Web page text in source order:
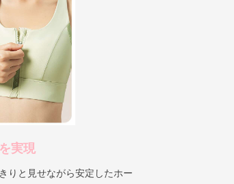
実現
りと見せながら安定したホー